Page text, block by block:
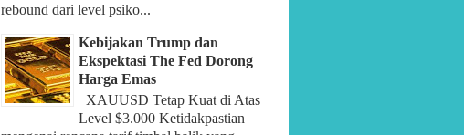
rebound dari level psiko...
Kebijakan Trump dan
Ekspektasi The Fed Dorong
Harga Emas
XAUUSD Tetap Kuat di Atas
Level $3.000 Ketidakpastian